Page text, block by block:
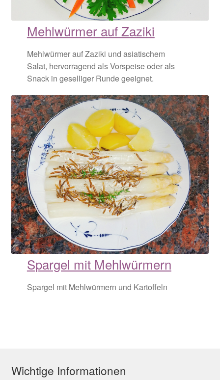
Mehlwürmer auf Zaziki
Mehlwürmer auf Zaziki und asiatischem
Salat, hervorragend als Vorspeise oder als
Snack in geselliger Runde geeignet.
Spargel mit Mehlwürmern
Spargel mit Mehlwürmern und Kartoffeln
Wichtige Informationen